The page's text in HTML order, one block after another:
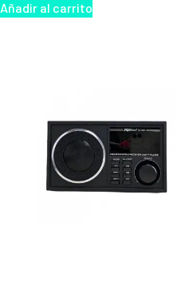
Añadir al carrito